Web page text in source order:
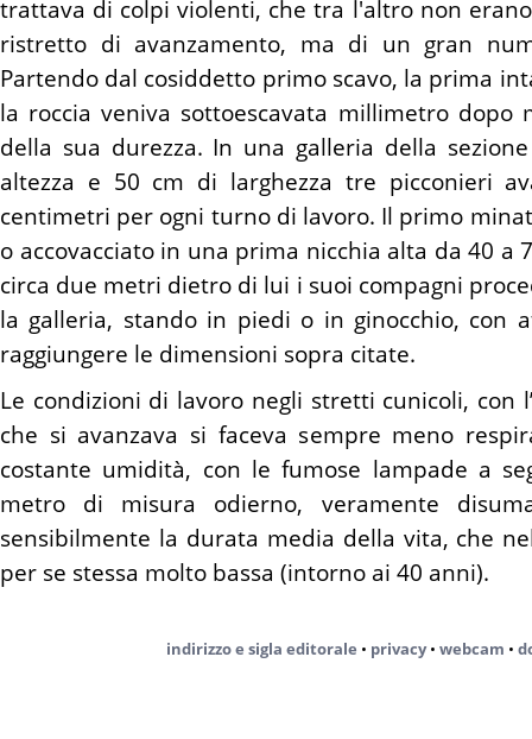
trattava di colpi violenti, che tra l'altro non
ristretto di avanzamento, ma di un gran
Partendo dal cosiddetto primo scavo, la prima
la roccia veniva sottoescavata millimetro dopo
della sua durezza. In una galleria della
altezza e 50 cm di larghezza tre picconieri
centimetri per ogni turno di lavoro. Il primo
o accovacciato in una prima nicchia alta da 40 a
circa due metri dietro di lui i suoi compagni
la galleria, stando in piedi o in ginocchio, con
raggiungere le dimensioni sopra citate.
Le condizioni di lavoro negli stretti cunicoli, con
che si avanzava si faceva sempre meno
costante umidità, con le fumose lampade a
metro di misura odierno, veramente
sensibilmente la durata media della vita, che
per se stessa molto bassa (intorno ai 40 anni).
indirizzo e sigla editorale • privacy• webcam •